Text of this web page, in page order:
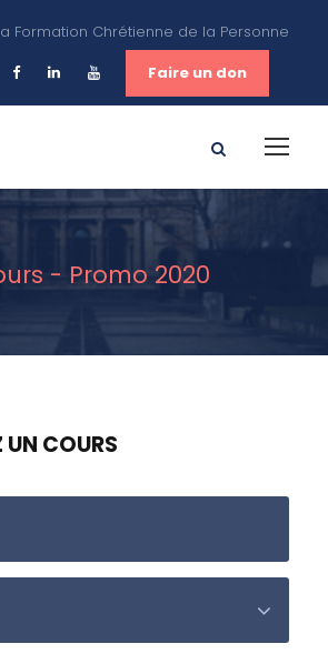
Formation Chrétienne de la Personne
Faire un don
- Promo 2020
UN COURS